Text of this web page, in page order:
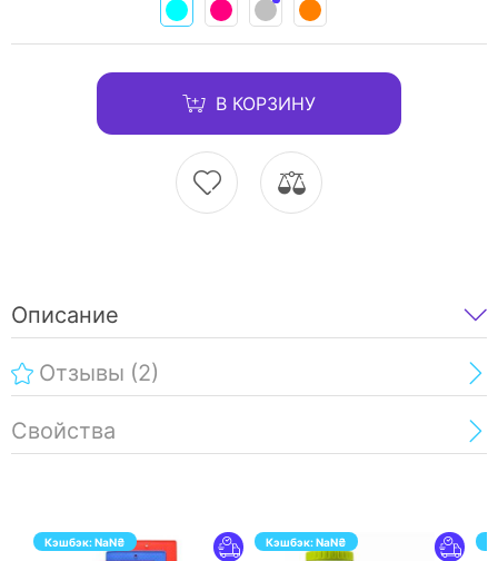
В КОРЗИНУ
Описание
Отзывы (2)
Свойства
Кэшбэк:NaN₴ Кэшбэк:NaN₴